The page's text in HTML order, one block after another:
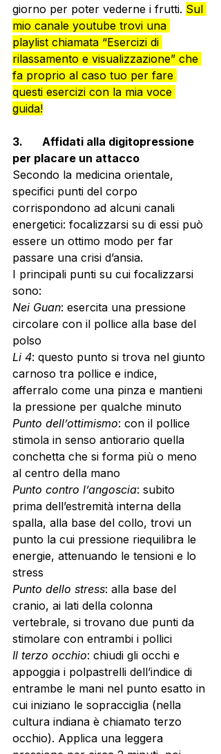
giorno per poter vederne i frutti. Sul
mio canale youtube trovi una
playlist chiamata “Esercizi di
rilassamento e visualizzazione” che
fa proprio al caso tuo per fare
questi esercizi con la mia voce
guida!
3.       Affidati alla digitopressione
per placare un attacco
Secondo la medicina orientale,
specifici punti del corpo
corrispondono ad alcuni canali
energetici: focalizzarsi su di essi può
essere un ottimo modo per far
passare una crisi d’ansia.
I principali punti su cui focalizzarsi
sono:
Nei Guan: esercita una pressione
circolare con il pollice alla base del
polso
Li 4: questo punto si trova nel giunto
carnoso tra pollice e indice,
afferralo come una pinza e mantieni
la pressione per qualche minuto
Punto dell’ottimismo: con il pollice
stimola in senso antiorario quella
conchetta che si forma più o meno
al centro della mano
Punto contro l’angoscia: subito
prima dell’estremità interna della
spalla, alla base del collo, trovi un
punto la cui pressione riequilibra le
energie, attenuando le tensioni e lo
stress
Punto dello stress: alla base del
cranio, ai lati della colonna
vertebrale, si trovano due punti da
stimolare con entrambi i pollici
Il terzo occhio: chiudi gli occhi e
appoggia i polpastrelli dell’indice di
entrambe le mani nel punto esatto in
cui iniziano le sopracciglia (nella
cultura indiana è chiamato terzo
occhio). Applica una leggera